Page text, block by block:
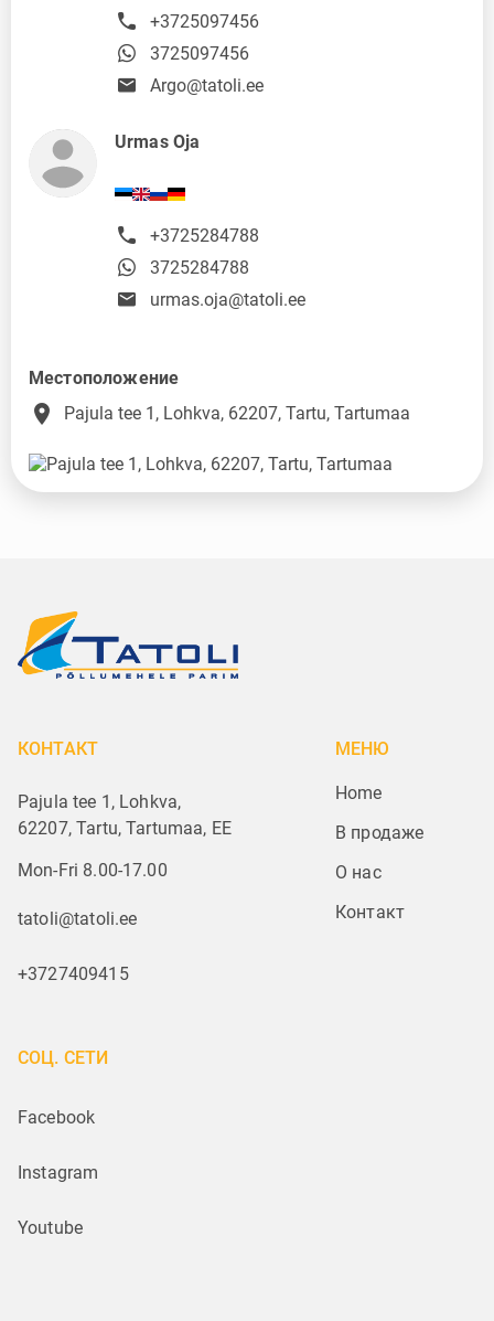
+3725097456
3725097456
Argo@tatoli.ee
Urmas Oja
+3725284788
3725284788
urmas.oja@tatoli.ee
Местоположение
place Pajula tee 1, Lohkva, 62207, Tartu, Tartumaa
КОНТАКТ
Pajula tee 1, Lohkva,
62207, Tartu, Tartumaa, EE
Mon-Fri 8.00-17.00
tatoli@tatoli.ee
+3727409415
МЕНЮ
Home
В продаже
О нас
Контакт
СОЦ. СЕТИ
Facebook
Instagram
Youtube